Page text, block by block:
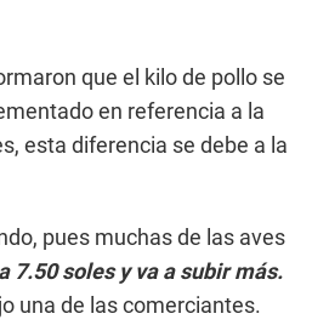
que el kilo de pollo se
en referencia a la
esta diferencia se debe a la
pues muchas de las aves
7.50 soles y va a subir más.
una de las comerciantes.